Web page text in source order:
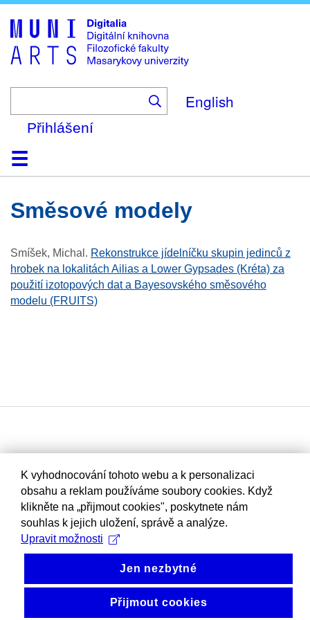
to
main
content
English
Přihlášení
DomůKolekce
Prohlížení
Vyhledávání
O platformě
Nápověda
KontaktDigitalia
směsové modely
Smíšek, Michal . Rekonstrukce jídelníčku skupin jedinců z
hrobek na lokalitách Ailias a Lower Gypsades (Kréta) za
použití izotopových dat a Bayesovského směsového
modelu (FRUITS)
K vyhodnocování tohoto webu a k personalizaci
obsahu a reklam používáme soubory cookies. Když
klikněte na „přijmout cookies", poskytnete nám
souhlas k jejich uložení, správě a analýze.
Upravit možnosti
Jen nezbytné
Přijmout cookies